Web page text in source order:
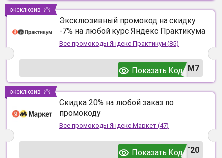
Эксклюзивный промокод на скидку
-7% на любой курс Яндекс Практикума
Все промокоды Яндекс Практикум (85)
UM7
Показать Код
эксклюзив
Скидка 20% на любой заказ по
промокоду
Все промокоды Яндекс.Маркет (47)
T20
Показать Код
эксклюзив